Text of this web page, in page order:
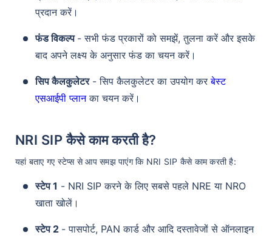
प्रदान करें।
फंड विकल्प - सभी फंड प्रकारों को समझें, तुलना करें और इसके
बाद अपने लक्ष्य के अनुसार फंड का चयन करें।
सिप कैलकुलेटर- सिप कैलकुलेटर का उपयोग करबेस्ट
एसआईपी प्लानका चयन करें।
NRI SIP कैसे काम करती है?
यहां बताए गए स्टेप्स से आप समझ पाएंग कि NRI SIP कैसे काम करती है:
स्टेप 1 - NRI SIP करने के लिए सबसे पहले NRE या NRO
खाता खोलें।
स्टेप 2 - पासपोर्ट, PAN कार्ड और आदि दस्तावेजों से ऑनलाइन